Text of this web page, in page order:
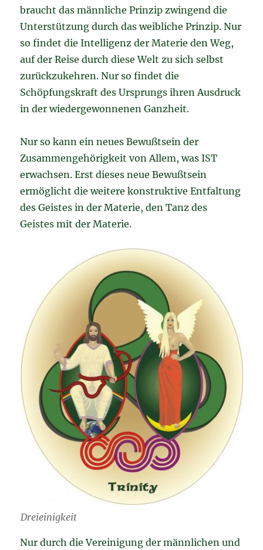
braucht das männliche Prinzip zwingend die
Unterstützung durch das weibliche Prinzip. Nur
so findet die Intelligenz der Materie den Weg,
auf der Reise durch diese Welt zu sich selbst
zurückzukehren. Nur so findet die
Schöpfungskraft des Ursprungs ihren Ausdruck
in der wiedergewonnenen Ganzheit.
Nur so kann ein neues Bewußtsein der
Zusammengehörigkeit von Allem, was IST
erwachsen. Erst dieses neue Bewußtsein
ermöglicht die weitere konstruktive Entfaltung
des Geistes in der Materie, den Tanz des
Geistes mit der Materie.
Dreieinigkeit
Nur durch die Vereinigung der männlichen und